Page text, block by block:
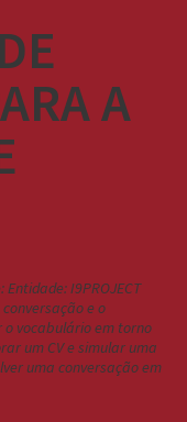
A
I9PROJECT
e o
o vocabulário em torno
um CV e simular uma
uma conversação em